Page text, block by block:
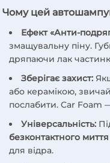
Чому цей
Ефект «Анти-
змащувальну піну.
дряпаючи лак
Зберігає захист:
або керамікою,
послабити. Car Foam
Універсальність:
безконтактного миття
для відра.